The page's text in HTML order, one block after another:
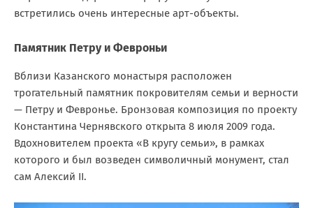
встретились очень интересные арт-объекты.
Памятник Петру и Февроньи
Вблизи Казанского монастыря расположен
трогательный памятник покровителям семьи и верности
— Петру и Февронье. Бронзовая композиция по проекту
Константина Чернявского открыта 8 июля 2009 года.
Вдохновителем проекта «В кругу семьи», в рамках
которого и был возведен символичный монумент, стал
сам Алексий II.